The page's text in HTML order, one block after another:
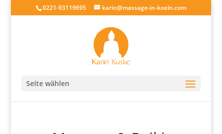
0221-93119695 karin@massage-in-koeln.com
Seite wählen